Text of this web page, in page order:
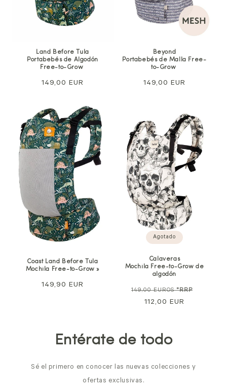
Land Before Tula
Portabebés de Algodón
Free-to-Grow
Precio
149,00 EUR
Beyond
Portabebés de Malla Free-
to-Grow
Precio
149,00 EUR
Coast Land Before Tula
Mochila Free-to-Grow »
Precio
149,90 EUR
Agotado
Calaveras
Mochila Free-to-Grow de
algodón
Precio
normal
149,00 EUROS*RRP
112,00 EUR
Entérate de todo
Sé el primero en conocer las nuevas colecciones y
ofertas exclusivas.